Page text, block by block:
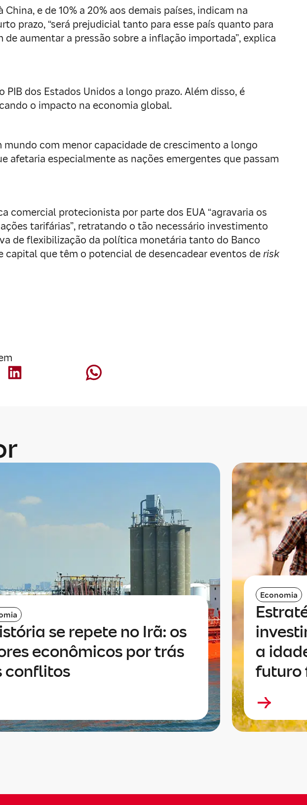
e de 10% a 20% aos demais países, indicam na
prazo, “será prejudicial tanto para esse país quanto para
aumentar a pressão sobre a inflação importada”, explica
dos Estados Unidos a longo prazo. Além disso, é
o impacto na economia global.
com menor capacidade de crescimento a longo
afetaria especialmente as nações emergentes que passam
comercial protecionista por parte dos EUA “agravaria os
tarifárias”, retratando o tão necessário investimento
de flexibilização da política monetária tanto do Banco
capital que têm o potencial de desencadear eventos derisk
se repete no Irã: os
econômicos por trás
conflitos
Economia
a
futuro